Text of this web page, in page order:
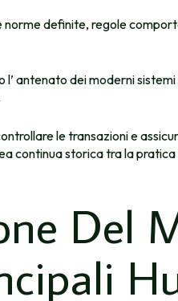
definite, regole
l’ antenato dei moderni
le transazioni e
continua storica tra la
Del